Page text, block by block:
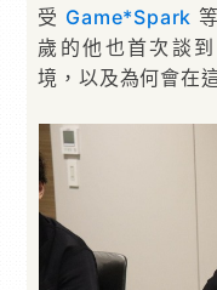
受 Game*Spark
歲的他也首次談
境，以及為何會在